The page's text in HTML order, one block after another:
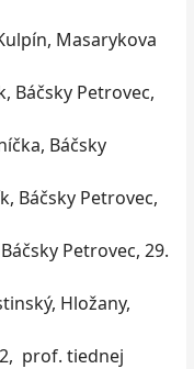
Masarykova
Báčsky Petrovec,
Báčsky
Báčsky Petrovec,
Petrovec, 29.
Hložany,
prof. tiednej